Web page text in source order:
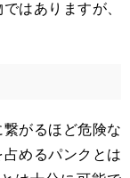
はありますが、
がるほど危険な
めるパンクとは